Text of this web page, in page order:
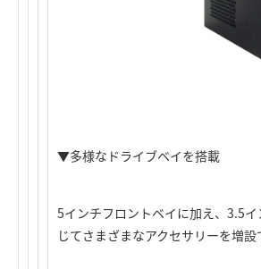
▼多様なドライブベイを搭載
5インチフロントベイに加え、3.5
じてさまざまなアクセサリーを増設